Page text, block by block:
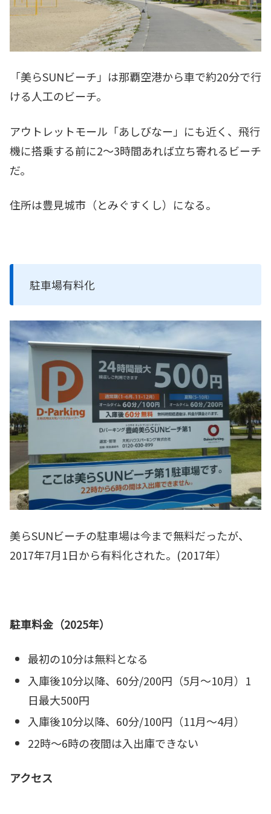
「美らSUNビーチ」は那覇空港から車で約20分で行
ける人工のビーチ。
アウトレットモール「あしびなー」にも近く、飛行
機に搭乗する前に2～3時間あれば立ち寄れるビーチ
だ。
住所は豊見城市（とみぐすくし）になる。
駐車場有料化
美らSUNビーチの駐車場は今まで無料だったが、
2017年7月1日から有料化された。(2017年）
駐車料金（2025年）
最初の10分は無料となる
入庫後10分以降、60分/200円（5月～10月）1
日最大500円
入庫後10分以降、60分/100円（11月～4月）
22時～6時の夜間は入出庫できない
アクセス